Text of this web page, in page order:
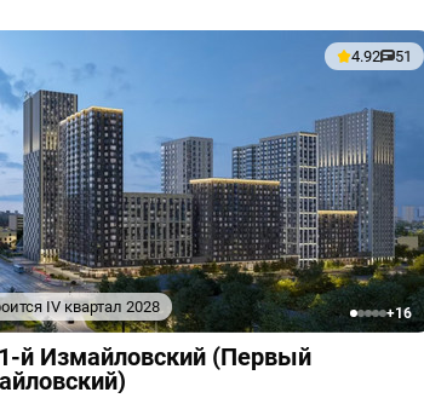
IV квартал 2028
4.92 51
12345+16
й Измайловский (Первый